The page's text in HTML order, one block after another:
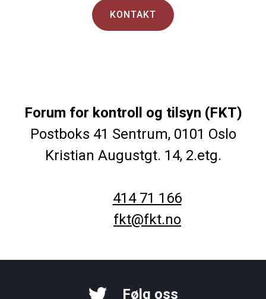
KONTAKT
Forum for kontroll og tilsyn (FKT)
Postboks 41 Sentrum, 0101 Oslo
Kristian Augustgt. 14, 2.etg.
414 71 166
fkt@fkt.no
Følg oss